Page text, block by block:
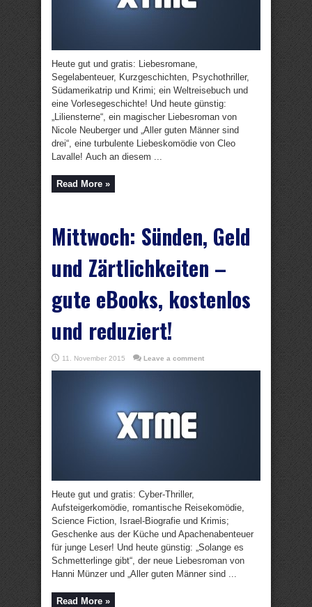
Heute gut und gratis: Liebesromane,
Segelabenteuer, Kurzgeschichten, Psychothriller,
Südamerikatrip und Krimi; ein Weltreisebuch und
eine Vorlesegeschichte! Und heute günstig:
„Liliensterne“, ein magischer Liebesroman von
Nicole Neuberger und „Aller guten Männer sind
drei“, eine turbulente Liebeskomödie von Cleo
Lavalle! Auch an diesem ...
Read More »
Mittwoch: Sünden, Geld
und Zärtlichkeiten –
gute eBooks, kostenlos
und reduziert!
11. November 2015 Leave a comment
Heute gut und gratis: Cyber-Thriller,
Aufsteigerkomödie, romantische Reisekomödie,
Science Fiction, Israel-Biografie und Krimis;
Geschenke aus der Küche und Apachenabenteuer
für junge Leser! Und heute günstig: „Solange es
Schmetterlinge gibt“, der neue Liebesroman von
Hanni Münzer und „Aller guten Männer sind ...
Read More »